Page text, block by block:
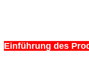
Einführung des